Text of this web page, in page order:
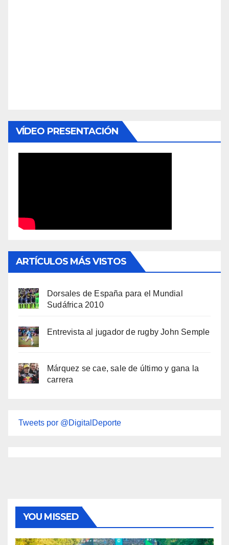
VÍDEO PRESENTACIÓN
ARTÍCULOS MÁS VISTOS
Dorsales de España para el Mundial
Sudáfrica 2010
Entrevista al jugador de rugby John Semple
Márquez se cae, sale de último y gana la
carrera
Tweets por @DigitalDeporte
YOU MISSED